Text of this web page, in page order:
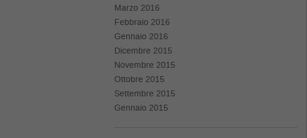
Marzo 2016
Febbraio 2016
Gennaio 2016
Dicembre 2015
Novembre 2015
Ottobre 2015
Settembre 2015
Gennaio 2015